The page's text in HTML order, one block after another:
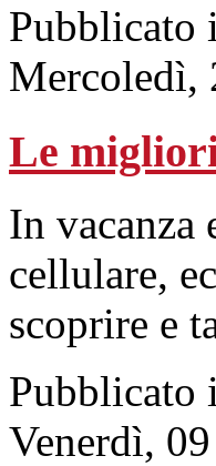
Pubblicato
Mercoledì,
Le
In
cellulare,
scoprire e
Pubblicato
Venerdì,